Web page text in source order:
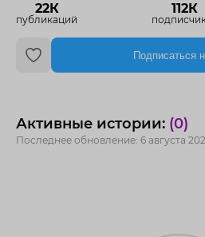
22К
публикаций
112К
Подписаться
Активные истории: (0)
Последнее обновление: 6 августа